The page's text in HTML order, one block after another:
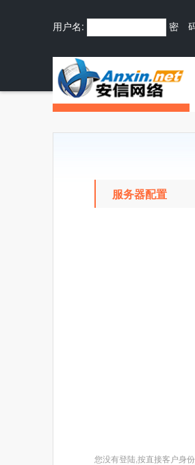
用户名: 密
服务器配置
您没有登陆,按直接客户身